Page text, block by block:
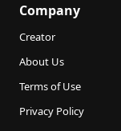
Company
Creator
About Us
Terms of Use
Privacy Policy